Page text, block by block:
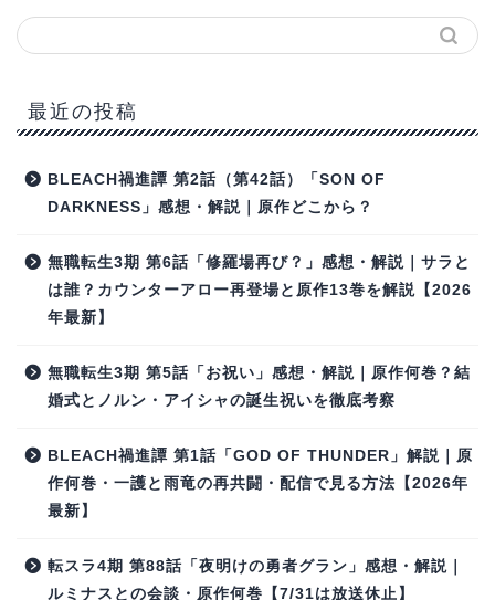
最近の投稿
BLEACH禍進譚 第2話（第42話）「SON OF
DARKNESS」感想・解説｜原作どこから？
無職転生3期 第6話「修羅場再び？」感想・解説｜サラと
は誰？カウンターアロー再登場と原作13巻を解説【2026
年最新】
無職転生3期 第5話「お祝い」感想・解説｜原作何巻？結
婚式とノルン・アイシャの誕生祝いを徹底考察
BLEACH禍進譚 第1話「GOD OF THUNDER」解説｜原
作何巻・一護と雨竜の再共闘・配信で見る方法【2026年
最新】
転スラ4期 第88話「夜明けの勇者グラン」感想・解説｜
ルミナスとの会談・原作何巻【7/31は放送休止】